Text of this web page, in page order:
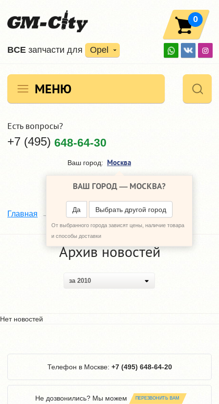
ВCE запчасти для Opel
0
МЕНЮ
Есть вопросы?
+7 (495) 648-64-30
Ваш город: Москва
ВАШ ГОРОД — МОСКВА?
Да Выбрать другой город
От выбранного города зависят цены, наличие товара
и способы доставки
Главная Архив новоcтей
Архив новостей
за 2010
Нет новостей
Телефон в Москве: +7 (495) 648-64-20
Не дозвонились? Мы можем ПЕРЕЗВОНИТЬ ВАМ